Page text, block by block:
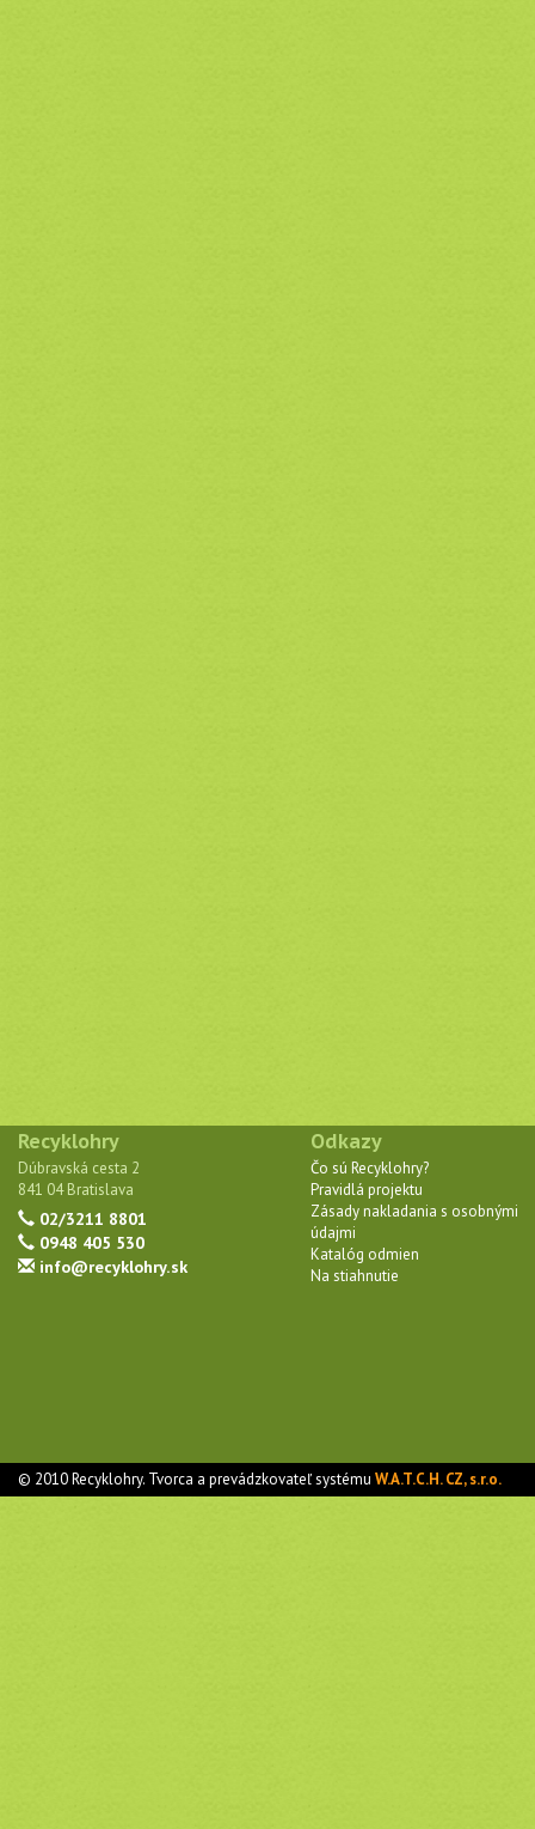
Recyklohry
Dúbravská cesta 2
841 04 Bratislava
02/3211 8801
0948 405 530
info@recyklohry.sk
Odkazy
Čo sú Recyklohry?
Pravidlá projektu
Zásady nakladania s osobnými
údajmi
Katalóg odmien
Na stiahnutie
© 2010 Recyklohry. Tvorca a prevádzkovateľ systémuW.A.T.C.H. CZ, s.r.o.